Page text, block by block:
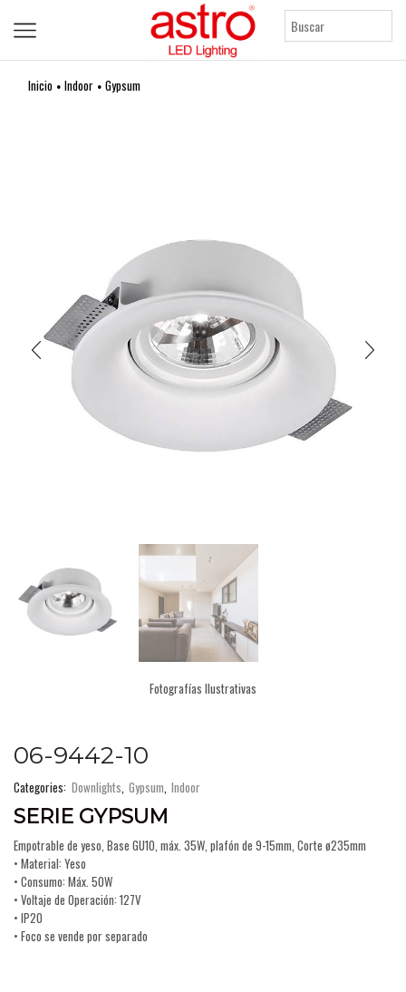
Inicio • Indoor • Gypsum
Fotografías Ilustrativas
06-9442-10
Categories: Downlights Gypsum Indoor
SERIE GYPSUM
Empotrable de yeso, Base GU10, máx. 35W, plafón de 9-15mm, Corte ø235mm
• Material: Yeso
• Consumo: Máx. 50W
• Voltaje de Operación: 127V
• IP20
• Foco se vende por separado